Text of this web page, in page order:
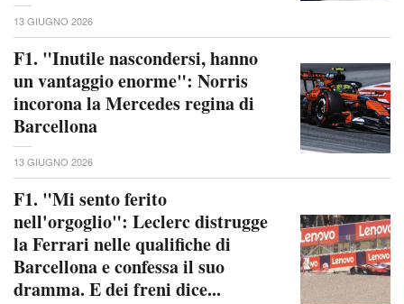
13 GIUGNO 2026
F1. "Inutile nascondersi, hanno
un vantaggio enorme": Norris
incorona la Mercedes regina di
Barcellona
13 GIUGNO 2026
F1. "Mi sento ferito
nell'orgoglio": Leclerc distrugge
la Ferrari nelle qualifiche di
Barcellona e confessa il suo
dramma. E dei freni dice...